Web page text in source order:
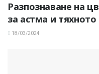
Разпознаване на
за астма и тяхното
18/03/2024